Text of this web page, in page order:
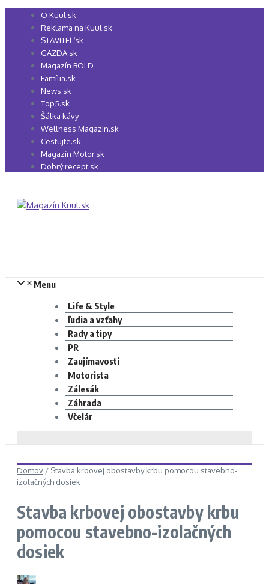
Preskočiť
O Kuul.sk
Reklama na Kuul.sk
STAVITEĽ.sk
GAZDA.sk
Magazín BOLD
Família.sk
News.sk
Top5.sk
Šálka kávy
Wellness Magazin.sk
Cestujte.sk
Magazín Motor.sk
Dobrý recept.sk
Menu
Life & Style
ľudia a vzťahy
Rady a tipy
PR
Zaujímavosti
Motorista
Zálesák
Záhrada
Včelár
Domov / Stavba krbovej obostavby krbu pomocou stavebno-
izolačných dosiek
Stavba krbovej obostavby krbu
pomocou stavebno-izolačných
dosiek